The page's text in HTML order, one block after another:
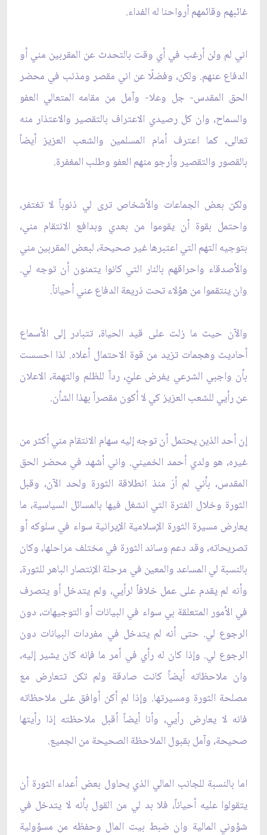
غائبهم وقائمهم أرواحنا له الفداء.
اني لم ولن أرغب في أي وقت بالتحدث عن المقربين مني أو
الدفاع عنهم. ولكن، وفضلًا عن اني مقصر ومذنب في محضر
الحق المقدس- جل وعلا- وآمل من مقامه المتعالي العفو
والسماح، وان كل رصيدي الاعتراف بالتقصير والاعتذار منه
تعالى، كما اعترف أمام المسلمين والشعب العزيز أيضاً
بالقصور والتقصير وأرجو منهم العفو وطلب المغفرة.
ولكن بعض الجماعات والأشخاص ترى لي ذنوباً لا تغتفر،
واحتمل بقوة أن يقوموا من بعدي وبدافع الانتقام مني،
بتوجيه التهم التي اعتبرها غير صحيحة، لبعض المقربين مني
والأصدقاء واحراقهم بالنار التي كانوا يتمنون أن توجه لي.
وان ينتقموا من هؤلاء تحت ذريعة الدفاع عني أحياناً.
والآن حيث ما زلت على قيد الحياة، تتبادر إلى الأسماع
أحاديث وهجمات تزيد من قوة الاحتمال أعلاه. لذا احسست
بأن واجبي الشرعي يفرض عليّ، رداً للظلم والتهمة، الاعلان
عن رأيي للشعب العزيز كي لا أكون مقصراً بهذا الشأن.
إن أحد الذين يحتمل أن توجه إليه سهام الانتقام مني أكثر من
غيره، هو ولدي أحمد الخميني. واني أشهد في محضر الحق
المقدس، بأني لم أرَ منذ انطلاقة الثورة ولحد الآن، وقبل
الثورة وخلال الفترة التي انشغل فيها بالمسائل السياسية، ما
يعارض مسيرة الثورة الإسلامية الإيرانية سواء في سلوكه أو
تصريحاته، وقد دعم وساند الثورة في مختلف مراحلها، وكان
بالنسبة لي المساعد والمعين في مرحلة الإنتصار الباهر للثورة،
وأنه لم يقدم على عمل خلافاً لرأيي، ولم يتدخل أو يتصرف
في الأمور المتعلقة بي سواء في البيانات أو التوجيهات، دون
الرجوع لي. حتى أنه لم يتدخل في مفردات البيانات دون
الرجوع لي. وإذا كان له رأي في أمر ما فإنه كان يشير إليه،
وان ملاحظاته أيضاً كانت صادقة ولم تكن تتعارض مع
مصلحة الثورة ومسيرتها. وإذا لم أكن أوافق على ملاحظاته
فانه لا يعارض رأيي، وأنا أيضاً أقبل ملاحظته إذا رأيتها
صحيحة، وآمل بقبول الملاحظة الصحيحة من الجميع.
اما بالنسبة للجانب المالي الذي يحاول بعض أعداء الثورة أن
يتقولوا عليه أحياناً، فلا بد لي من القول بأنه لا يتدخل في
شؤوني المالية وان ضبط بيت المال وحفظه من مسؤولية